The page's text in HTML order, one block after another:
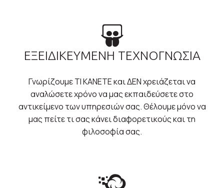
ΕΞΕΙΔΙΚΕΥΜΕΝΗ ΤΕΧΝΟΓΝΩΣΙΑ
Γνωρίζουμε ΤΙ ΚΑΝΕΤΕ και ΔΕΝ χρειάζεται να
αναλώσετε χρόνο να μας εκπαιδεύσετε στο
αντικείμενο των υπηρεσιών σας. Θέλουμε μόνο να
μας πείτε τι σας κάνει διαφορετικούς και τη
φιλοσοφία σας.